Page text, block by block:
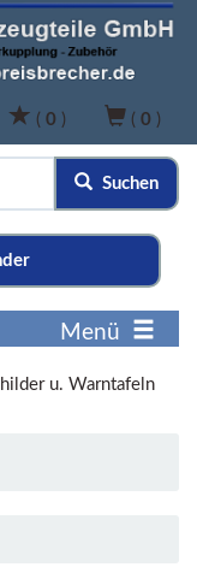
( 0 ) ( 0 )
Suchen
Menü
u. Warntafeln